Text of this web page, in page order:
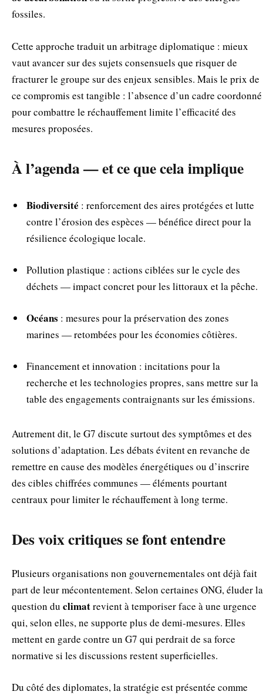
fossiles.
Cette approche traduit un arbitrage diplomatique : mieux
vaut avancer sur des sujets consensuels que risquer de
fracturer le groupe sur des enjeux sensibles. Mais le prix de
ce compromis est tangible : l’absence d’un cadre coordonné
pour combattre le réchauffement limite l’efficacité des
mesures proposées.
À l’agenda — et ce que cela implique
Biodiversité : renforcement des aires protégées et lutte
contre l’érosion des espèces — bénéfice direct pour la
résilience écologique locale.
Pollution plastique : actions ciblées sur le cycle des
déchets — impact concret pour les littoraux et la pêche.
Océans : mesures pour la préservation des zones
marines — retombées pour les économies côtières.
Financement et innovation : incitations pour la
recherche et les technologies propres, sans mettre sur la
table des engagements contraignants sur les émissions.
Autrement dit, le G7 discute surtout des symptômes et des
solutions d’adaptation. Les débats évitent en revanche de
remettre en cause des modèles énergétiques ou d’inscrire
des cibles chiffrées communes — éléments pourtant
centraux pour limiter le réchauffement à long terme.
Des voix critiques se font entendre
Plusieurs organisations non gouvernementales ont déjà fait
part de leur mécontentement. Selon certaines ONG, éluder la
question du climatrevient à temporiser face à une urgence
qui, selon elles, ne supporte plus de demi-mesures. Elles
mettent en garde contre un G7 qui perdrait de sa force
normative si les discussions restent superficielles.
Du côté des diplomates, la stratégie est présentée comme